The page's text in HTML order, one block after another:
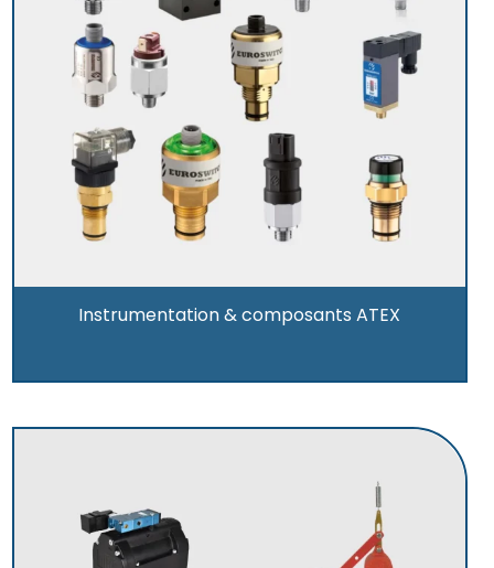
Instrumentation & composants ATEX